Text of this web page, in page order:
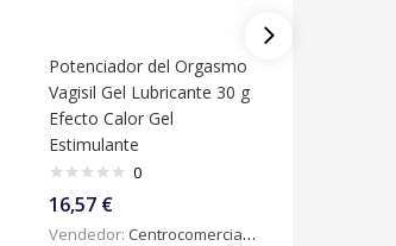
Potenciador del Orgasmo
Vagisil Gel Lubricante 30 g
Efecto Calor Gel
Estimulante
0
16,57 €
Vendedor: Centrocomercialdigital